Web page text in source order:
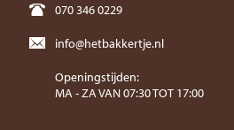
070 346 0229
info@hetbakkertje.nl
Openingstijden:
MA - ZA VAN 07:30 TOT 17:00